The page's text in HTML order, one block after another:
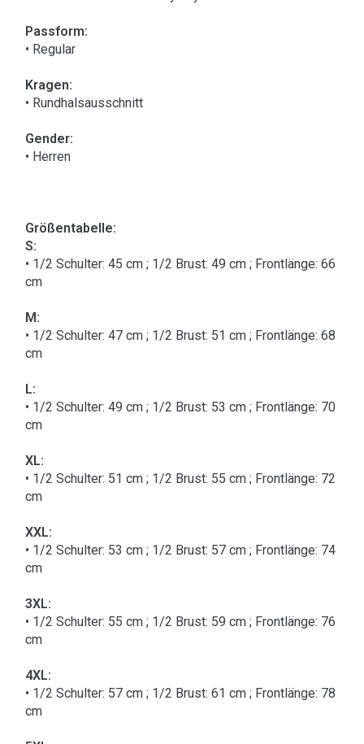
Passform:
• Regular
Kragen:
• Rundhalsausschnitt
Gender:
• Herren
Größentabelle:
S:
• 1/2 Schulter: 45 cm ; 1/2 Brust: 49 cm ; Frontlänge: 66
cm
M:
• 1/2 Schulter: 47 cm ; 1/2 Brust: 51 cm ; Frontlänge: 68
cm
L:
• 1/2 Schulter: 49 cm ; 1/2 Brust: 53 cm ; Frontlänge: 70
cm
XL:
• 1/2 Schulter: 51 cm ; 1/2 Brust: 55 cm ; Frontlänge: 72
cm
XXL:
• 1/2 Schulter: 53 cm ; 1/2 Brust: 57 cm ; Frontlänge: 74
cm
3XL:
• 1/2 Schulter: 55 cm ; 1/2 Brust: 59 cm ; Frontlänge: 76
cm
4XL:
• 1/2 Schulter: 57 cm ; 1/2 Brust: 61 cm ; Frontlänge: 78
cm